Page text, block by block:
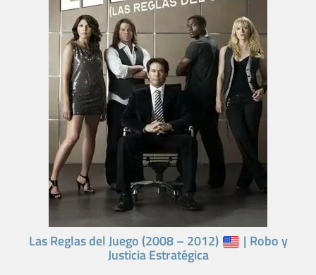
Las Reglas del Juego (2008 – 2012) | Robo y
Justicia Estratégica